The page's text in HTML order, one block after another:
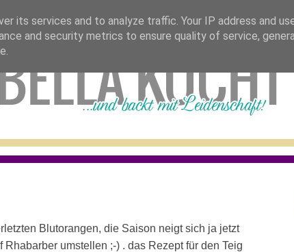
Blutorangen, die Saison neigt sich ja jetzt
umstellen ;-) . das Rezept für den Teig
its services and to analyze traffic. Your IP address and
and security metrics to ensure quality of service,